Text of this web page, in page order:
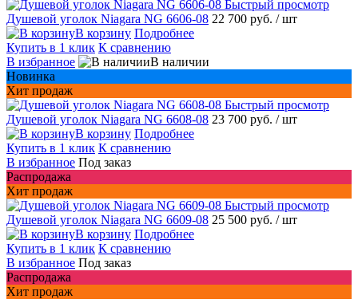
Быстрый просмотр
Душевой уголок Niagara NG 6606-08 22 700 руб. / шт
В корзину Подробнее
Купить в 1 клик К сравнению
В избранное
В наличии
Новинка
Хит продаж
Быстрый просмотр
Душевой уголок Niagara NG 6608-08 23 700 руб. / шт
В корзину Подробнее
Купить в 1 клик К сравнению
В избранное Под заказ
Распродажа
Хит продаж
Быстрый просмотр
Душевой уголок Niagara NG 6609-08 25 500 руб. / шт
В корзину Подробнее
Купить в 1 клик К сравнению
В избранное Под заказ
Распродажа
Хит продаж